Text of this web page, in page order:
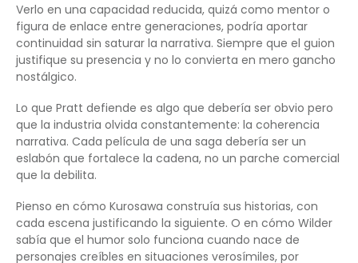
Verlo en una capacidad reducida, quizá como mentor o
figura de enlace entre generaciones, podría aportar
continuidad sin saturar la narrativa. Siempre que el guion
justifique su presencia y no lo convierta en mero gancho
nostálgico.
Lo que Pratt defiende es algo que debería ser obvio pero
que la industria olvida constantemente: la coherencia
narrativa. Cada película de una saga debería ser un
eslabón que fortalece la cadena, no un parche comercial
que la debilita.
Pienso en cómo Kurosawa construía sus historias, con
cada escena justificando la siguiente. O en cómo Wilder
sabía que el humor solo funciona cuando nace de
personajes creíbles en situaciones verosímiles, por